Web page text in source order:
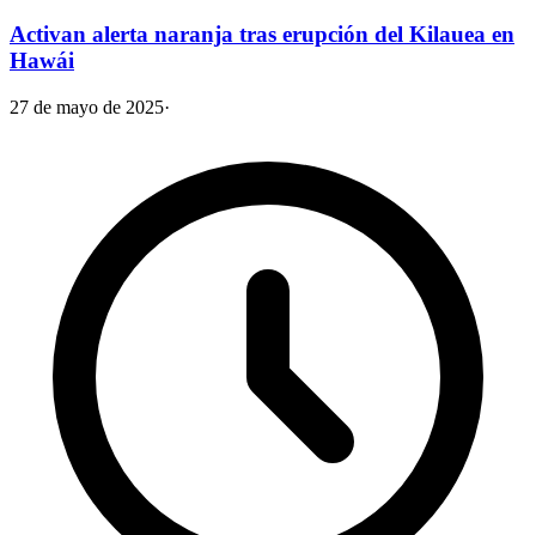
Activan alerta naranja tras erupción del Kilauea en
Hawái
27 de mayo de 2025·